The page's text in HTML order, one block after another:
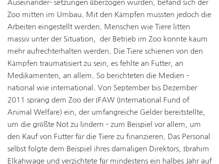
Auseinander- setzungen überzogen wurden, befand sich der
Zoo mitten im Umbau. Mit den Kämpfen mussten jedoch die
Arbeiten eingestellt werden. Menschen wie Tiere litten
massiv unter der Situation, der Betrieb im Zoo konnte kaum
mehr aufrechterhalten werden. Die Tiere schienen von den
Kämpfen traumatisiert zu sein, es fehlte an Futter, an
Medikamenten, an allem. So berichteten die Medien –
national wie international. Von September bis Dezember
2011 sprang dem Zoo der IFAW (International Fund of
Animal Welfare) ein, der umfangreiche Gelder bereitstellte,
um die größte Not zu lindern – zum Beispiel vor allem, um
den Kauf von Futter für die Tiere zu finanzieren. Das Personal
selbst folgte dem Beispiel ihres damaligen Direktors, Ibrahim
Elkahwage und verzichtete für mindestens ein halbes Jahr auf